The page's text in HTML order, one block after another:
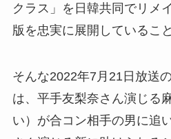
クラス」 を日韓共同でリメ
版を忠実に展開しているこ
そんな2022年7月21日放送
は、平手友梨奈さん演じる
い ）が合コン相手の男に追